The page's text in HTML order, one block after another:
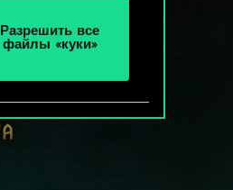
Разрешить все
файлы «куки»